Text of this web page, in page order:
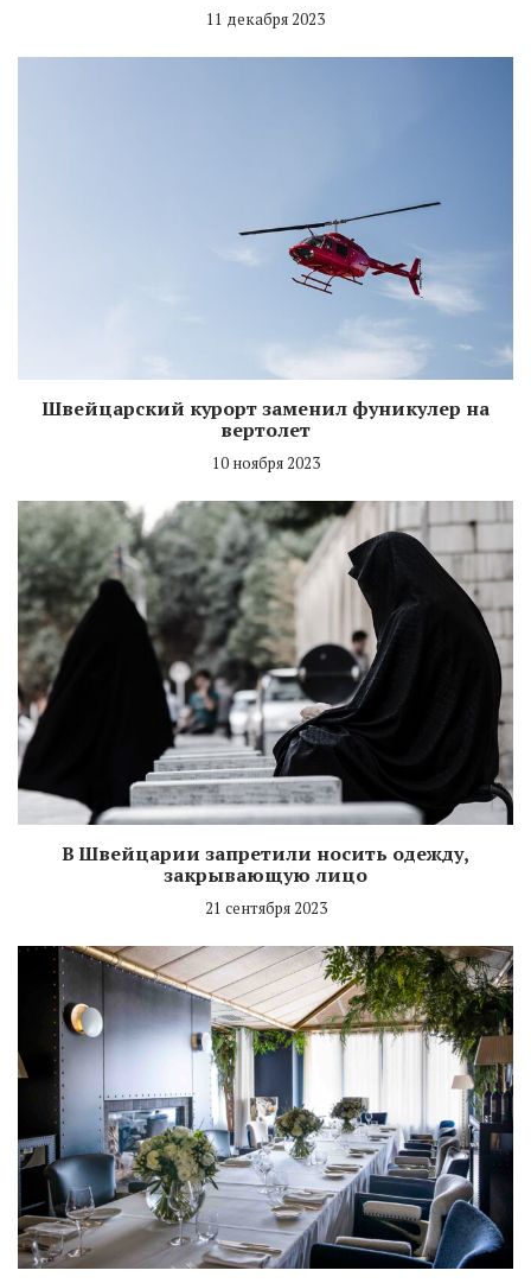
11 декабря 2023
Швейцарский курорт заменил фуникулер на
вертолет
10 ноября 2023
В Швейцарии запретили носить одежду,
закрывающую лицо
21 сентября 2023